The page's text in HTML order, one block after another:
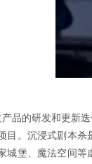
品的研发和更新
目。沉浸式剧本
城堡、魔法空间等